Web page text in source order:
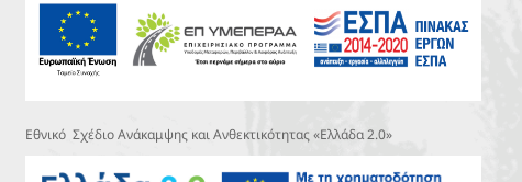
Εθνικό Σχέδιο Ανάκαμψης και Ανθεκτικότητας «Ελλάδα 2.0»